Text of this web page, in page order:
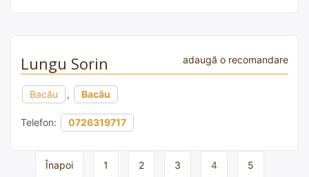
Lungu Sorin adaugă o recomandare
Bacău , Bacău
Telefon: 0726319717
Page
Înapoi 1 2 3 4 5